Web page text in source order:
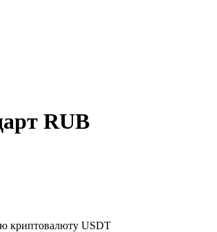
RUB
криптовалюту USDT